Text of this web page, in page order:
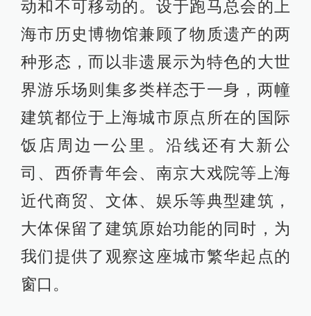
动和不可移动的。设于跑马总会的上
海市历史博物馆兼顾了物质遗产的两
种形态，而以非遗展示为特色的大世
界游乐场则集多类样态于一身，两幢
建筑都位于上海城市原点所在的国际
饭店周边一公里。沿线还有大新公
司、西侨青年会、南京大戏院等上海
近代商贸、文体、娱乐等典型建筑，
大体保留了建筑原始功能的同时，为
我们提供了观察这座城市繁华起点的
窗口。